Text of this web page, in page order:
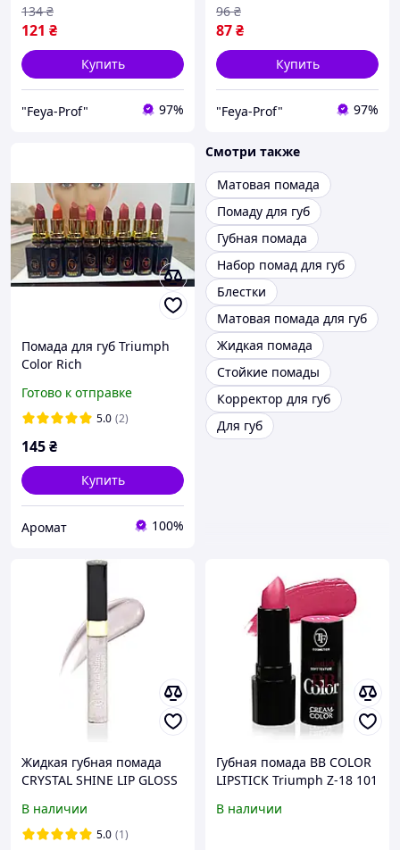
121 ₴
134 ₴
Купить
"Feya-Prof" 97%
87₴
96 ₴
Купить
"Feya-Prof" 97%
Помада для губ Triumph
Color Rich
Готово к отправке
5.0 (2)
145₴
Купить
Аромат 100%
Смотри также
Матовая помада
Помаду для губ
Губная помада
Набор помад для губ
Блестки
Матовая помада для губ
Жидкая помада
Стойкие помады
Корректор для губ
Для губ
Жидкая губная помада
CRYSTAL SHINE LIP GLOSS
В наличии
5.0 (1)
Губная помада BB COLOR
LIPSTICK Triumph Z-18 101
В наличии